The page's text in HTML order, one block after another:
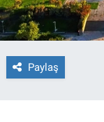
Paylaş